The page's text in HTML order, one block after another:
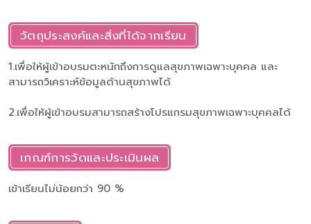
วัตถุประสงค์และสิ่งที่ได้จากเรียน
1.เพื่อให้ผู้เข้าอบรมตะหนักถึงการดูแลสุขภาพเฉพาะบุคคล และ
สามารถวิเคราะห์ข้อมูลด้านสุขภาพได้
2.เพื่อให้ผู้เข้าอบรมสามารถสร้างโปรแกรมสุขภาพเฉพาะบุคคลได้
เกณฑ์การวัดและประเมินผล
เข้าเรียนไม่น้อยกว่า 90 %